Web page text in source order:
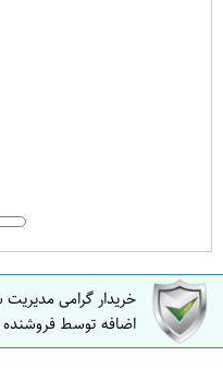
خریدار گرامی
اضافه توسط فروشنده